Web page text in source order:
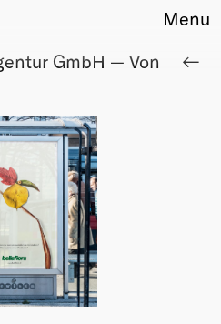
Menu
GmbH — Von